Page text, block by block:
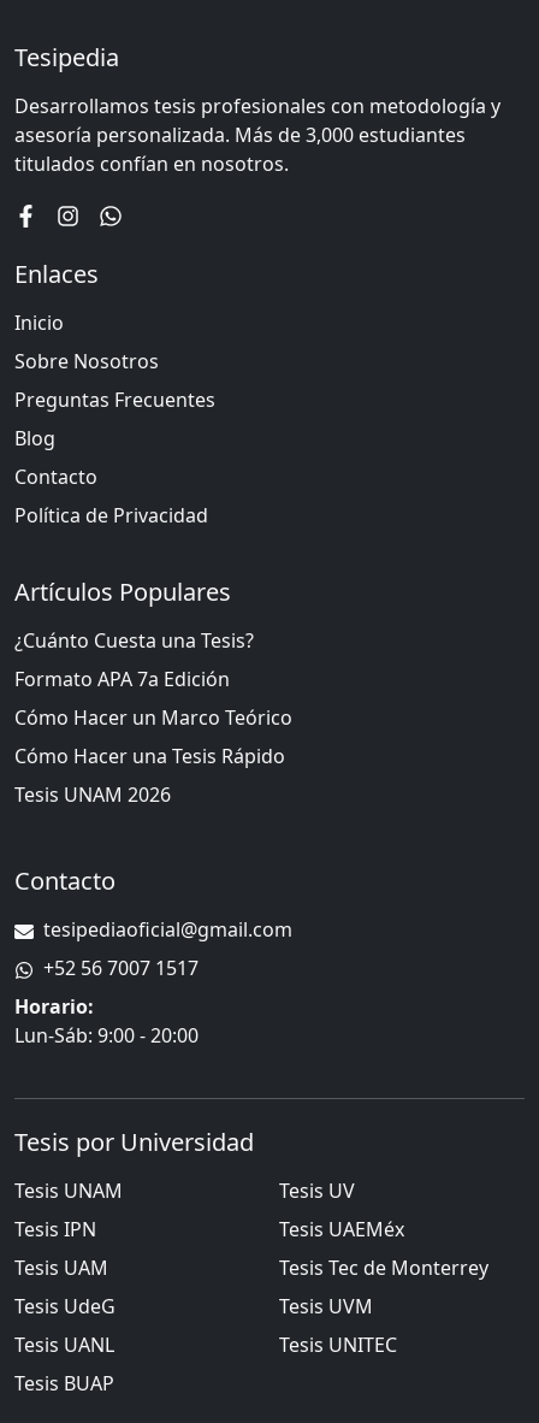
Tesipedia
Desarrollamos tesis profesionales con metodología y
asesoría personalizada. Más de 3,000 estudiantes
titulados confían en nosotros.
Enlaces
Inicio
Sobre Nosotros
Preguntas Frecuentes
Blog
Contacto
Política de Privacidad
Artículos Populares
¿Cuánto Cuesta una Tesis?
Formato APA 7a Edición
Cómo Hacer un Marco Teórico
Cómo Hacer una Tesis Rápido
Tesis UNAM 2026
Contacto
tesipediaoficial@gmail.com
+52 56 7007 1517
Horario:
Lun-Sáb: 9:00 - 20:00
Tesis por Universidad
Tesis UNAM
Tesis IPN
Tesis UAM
Tesis UdeG
Tesis UANL
Tesis BUAP
Tesis UV
Tesis UAEMéx
Tesis Tec de Monterrey
Tesis UVM
Tesis UNITEC